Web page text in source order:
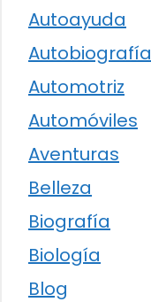
Autoayuda
Autobiografía
Automotriz
Automóviles
Aventuras
Belleza
Biografía
Biología
Blog